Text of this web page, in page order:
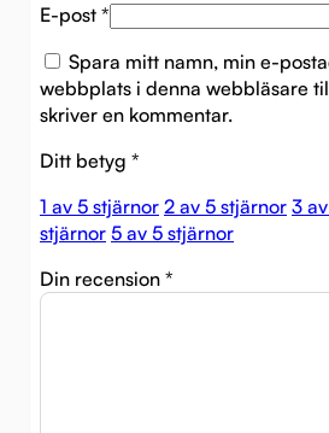
E-post *
Spara mitt namn, min e-
webbplats i denna webbläsare
skriver en kommentar.
Ditt betyg *
1 av 5 stjärnor 2 av 5 stjärnor 3
stjärnor 5 av 5 stjärnor
Din recension *